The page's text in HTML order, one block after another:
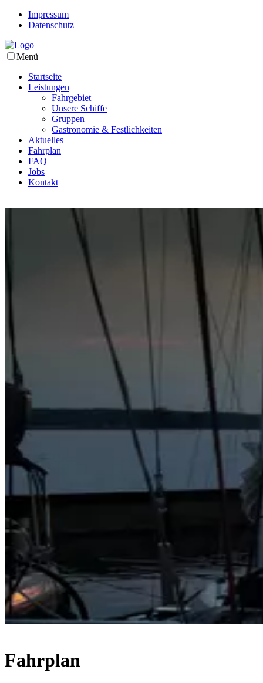
Impressum
Datenschutz
Menü
Startseite
Leistungen
Fahrgebiet
Unsere Schiffe
Gruppen
Gastronomie & Festlichkeiten
Aktuelles
Fahrplan
FAQ
Jobs
Kontakt
Fahrplan